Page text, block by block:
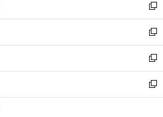
く
で
開
く
ド
ウ
で
開
く
ィ
ン
ド
ウ
で
開
く
い
ウ
ィ
ン
ド
ウ
で
開
新
し
い
ウ
ィ
ン
ド
ウ
新
し
い
ウ
ィ
ン
新
し
い
ウ
新
し